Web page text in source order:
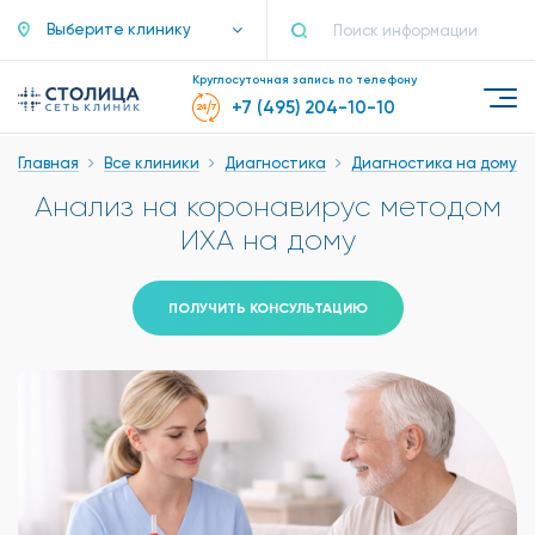
Выберите клинику
Круглосуточная запись по телефону
+7 (495) 204-10-10
Главная Все клиники Диагностика Диагностика на дому
Анализ на коронавирус методом
ИХА на дому
ПОЛУЧИТЬ КОНСУЛЬТАЦИЮ